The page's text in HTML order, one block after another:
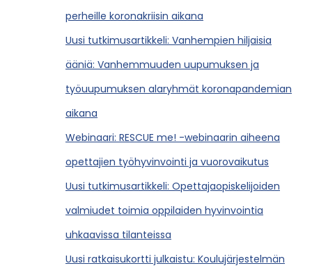
perheille koronakriisin aikana
Uusi tutkimusartikkeli: Vanhempien hiljaisia
ääniä: Vanhemmuuden uupumuksen ja
työuupumuksen alaryhmät koronapandemian
aikana
Webinaari: RESCUE me! -webinaarin aiheena
opettajien työhyvinvointi ja vuorovaikutus
Uusi tutkimusartikkeli: Opettajaopiskelijoiden
valmiudet toimia oppilaiden hyvinvointia
uhkaavissa tilanteissa
Uusi ratkaisukortti julkaistu: Koulujärjestelmän